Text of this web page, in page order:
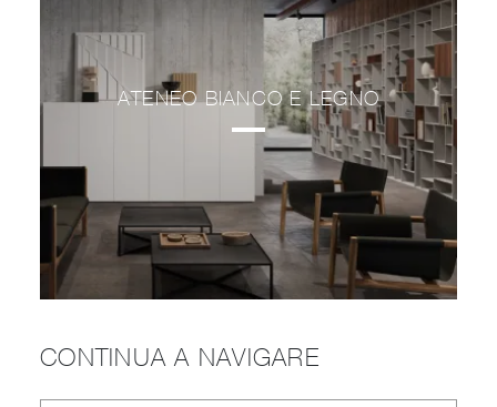
ATENEO BIANCO E LEGNO
CONTINUA A NAVIGARE